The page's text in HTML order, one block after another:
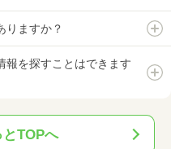
りますか？
報を探すことはできます
TOPへ